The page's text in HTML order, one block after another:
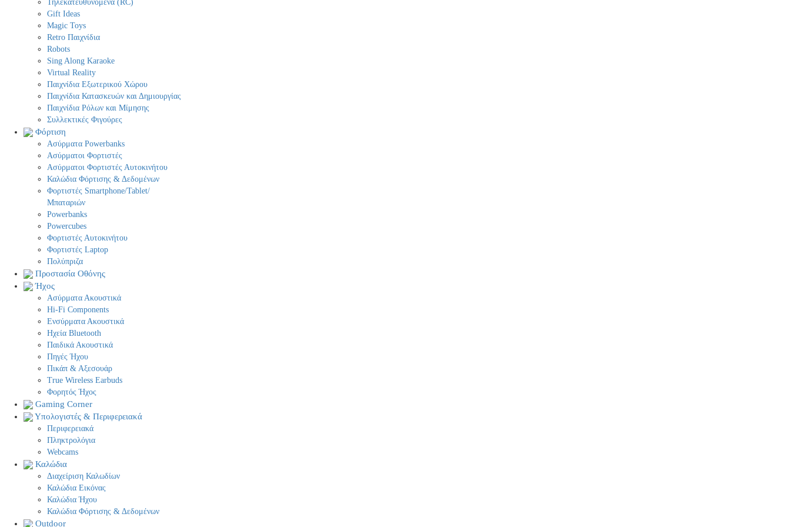
Τηλεκατευθυνόμενα (RC)
Gift Ideas
Magic Toys
Retro Παιχνίδια
Robots
Sing Along Karaoke
Virtual Reality
Παιχνίδια Εξωτερικού Χώρου
Παιχνίδια Κατασκευών και Δημιουργίας
Παιχνίδια Ρόλων και Μίμησης
Συλλεκτικές Φιγούρες
Φόρτιση
Ασύρματα Powerbanks
Aσύρματοι Φορτιστές
Ασύρματοι Φορτιστές Αυτοκινήτου
Καλώδια Φόρτισης & Δεδομένων
Φορτιστές Smartphone/Tablet/
Μπαταριών
Powerbanks
Powercubes
Φορτιστές Αυτοκινήτου
Φορτιστές Laptop
Πολύπριζα
Προστασία Οθόνης
Ήχος
Ασύρματα Ακουστικά
Hi-Fi Components
Ενσύρματα Ακουστικά
Ηχεία Bluetooth
Παιδικά Ακουστικά
Πηγές Ήχου
Πικάπ & Αξεσουάρ
Τrue Wireless Earbuds
Φορητός Ήχος
Gaming Corner
Υπολογιστές & Περιφερειακά
Περιφερειακά
Πληκτρολόγια
Webcams
Καλώδια
Διαχείριση Καλωδίων
Καλώδια Εικόνας
Καλώδια Ήχου
Καλώδια Φόρτισης & Δεδομένων
Outdoor